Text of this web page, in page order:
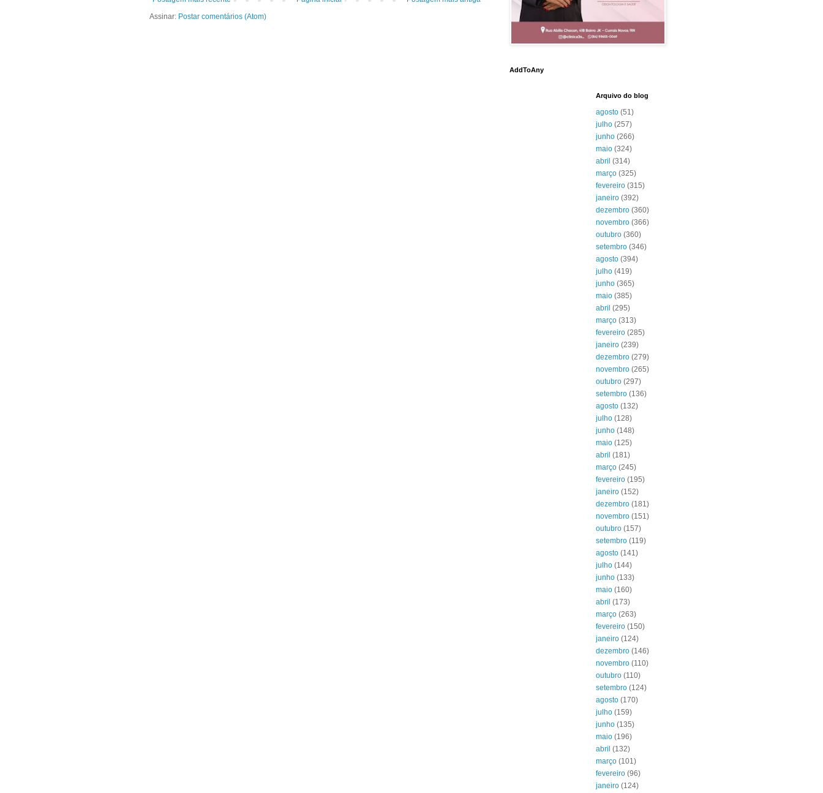
Assinar: Postar comentários (Atom)
AddToAny
Arquivo do blog
agosto (51)
julho (257)
junho (266)
maio (324)
abril (314)
março (325)
fevereiro (315)
janeiro (392)
dezembro (360)
novembro (366)
outubro (360)
setembro (346)
agosto (394)
julho (419)
junho (365)
maio (385)
abril (295)
março (313)
fevereiro (285)
janeiro (239)
dezembro (279)
novembro (265)
outubro (297)
setembro (136)
agosto (132)
julho (128)
junho (148)
maio (125)
abril (181)
março (245)
fevereiro (195)
janeiro (152)
dezembro (181)
novembro (151)
outubro (157)
setembro (119)
agosto (141)
julho (144)
junho (133)
maio (160)
abril (173)
março (263)
fevereiro (150)
janeiro (124)
dezembro (146)
novembro (110)
outubro (110)
setembro (124)
agosto (170)
julho (159)
junho (135)
maio (196)
abril (132)
março (101)
fevereiro (96)
janeiro (124)